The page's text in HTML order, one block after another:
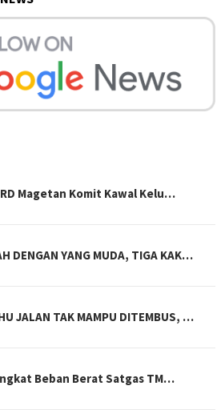
Magetan Komit Kawal Kelu…
DENGAN YANG MUDA, TIGA KAK…
JALAN TAK MAMPU DITEMBUS, …
Beban Berat Satgas TM…